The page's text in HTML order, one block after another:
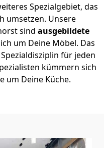
Spezialgebiet, das
umsetzen. Unsere
sind ausgebildete
um Deine Möbel. Das
für jeden
kümmern sich
um Deine Küche.